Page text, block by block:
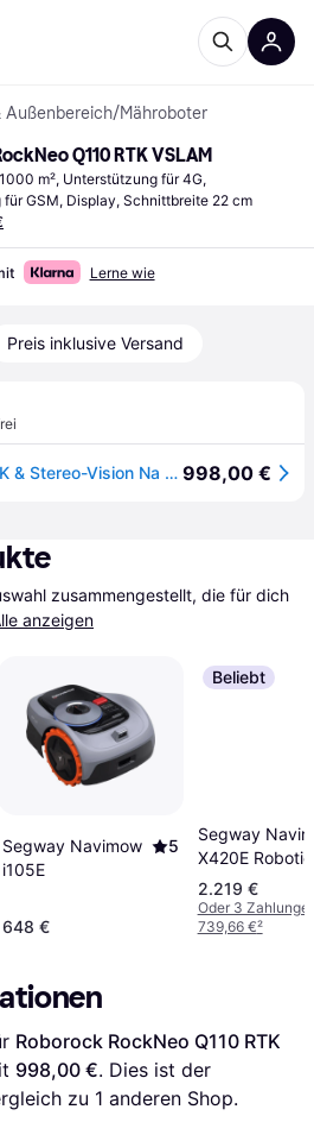
Außenbereich/Mähroboter
Q110 RTK VSLAM
m², Unterstützung für 4G,
GSM, Display, Schnittbreite 22 cm
Lerne wie
Preis inklusive Versand
RockNeo Q110 | GPS-RTK & Stereo-Vision Na vi ga ti on | WiFi-WLAN | ** Weekend-Deals ** 998,00 €
zusammengestellt, die für dich
anzeigen
Segway Navimow
i105E
5
648 €
Beliebt
Segway
X420E Robotic
Lawnmower
2.219 €
Oder 3
739,66 €²
Roborock RockNeo Q110 RTK
998,00 €. Dies ist der
zu 1 anderen Shop.